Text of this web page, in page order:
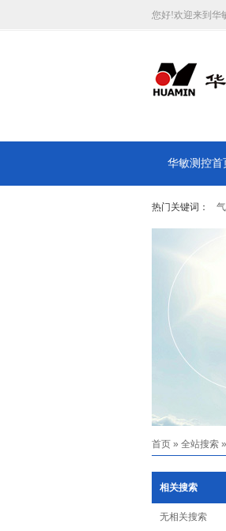
您好!欢迎来到华
华敏测控首
热门关键词：
首页 » 全站搜索
相关搜索
无相关搜索